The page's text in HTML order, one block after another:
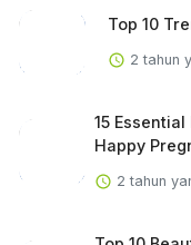
Top 10
2 tahun
15
Happy
2 tahun